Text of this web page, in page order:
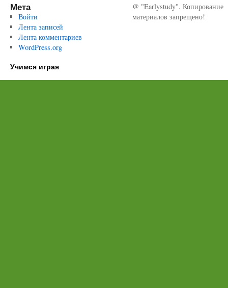
Мета
Войти
Лента записей
Лента комментариев
WordPress.org
@ "Earlystudy". Копирование
материалов запрещено!
Учимся играя